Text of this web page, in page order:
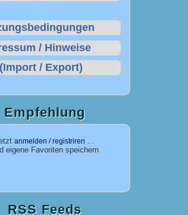
/ Hinweise
/ Export)
Empfehlung
anmelden / registriren
eigene Favoriten speichern
RSS Feeds